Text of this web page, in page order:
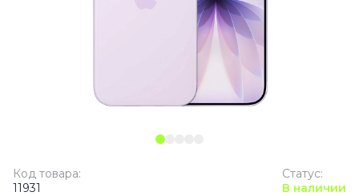
Статус:
В наличии
Код товара:
11931